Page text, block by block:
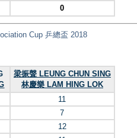
0
Cup 乒總盃 2018
梁振聲 LEUNG CHUN SING
林慶樂 LAM HING LOK
11
7
12